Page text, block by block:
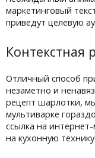
маркетинговый
приведут целевую
Контекстная
Отличный способ
незаметно и
рецепт шарлотки,
мультиварке
ссылка на
на кухонную технику.